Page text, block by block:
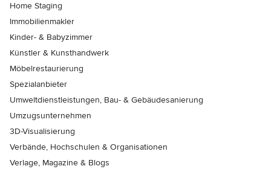
Home Staging
Immobilienmakler
Kinder- & Babyzimmer
Künstler & Kunsthandwerk
Möbelrestaurierung
Spezialanbieter
Umweltdienstleistungen, Bau- & Gebäudesanierung
Umzugsunternehmen
3D-Visualisierung
Verbände, Hochschulen & Organisationen
Verlage, Magazine & Blogs